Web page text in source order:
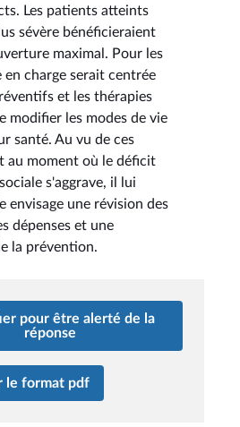
Les patients atteints
sévère bénéficieraient
maximal. Pour les
en charge serait centrée
et les thérapies
modifier les modes de vie
santé. Au vu de ces
au moment où le déficit
s'aggrave, il lui
envisage une révision des
dépenses et une
la prévention.
pour être alerté de la
réponse
le format pdf